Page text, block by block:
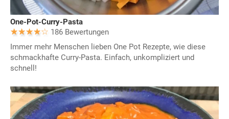
One-Pot-Curry-Pasta
186 Bewertungen
Immer mehr Menschen lieben One Pot Rezepte, wie diese
schmackhafte Curry-Pasta. Einfach, unkompliziert und
schnell!